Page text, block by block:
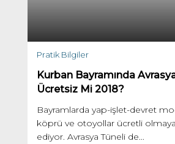
Pratik Bilgiler
Kurban Bayramında
Ücretsiz Mi 2018?
Bayramlarda yap-işlet-devret
köprü ve otoyollar ücretli
ediyor. Avrasya Tüneli de...